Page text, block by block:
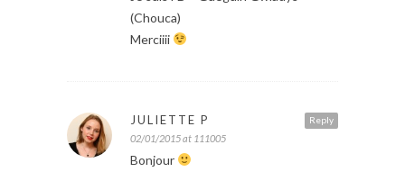
(Chouca)
Merciiii
Reply
JULIETTE P
02/01/2015 at 111005
Bonjour